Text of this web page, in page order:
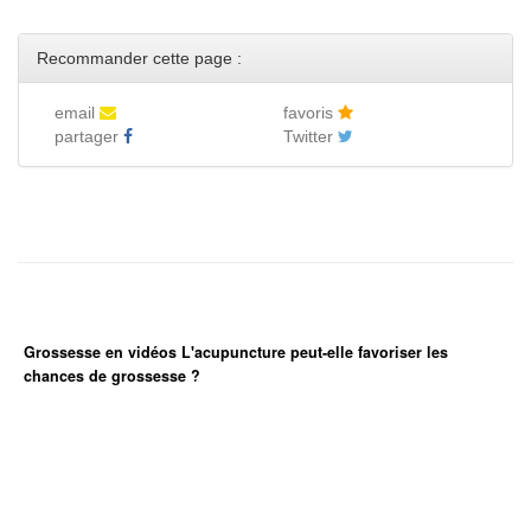
Recommander cette page :
email
favoris
partager
Twitter
Grossesse en vidéos L'acupuncture peut-elle favoriser les
chances de grossesse ?